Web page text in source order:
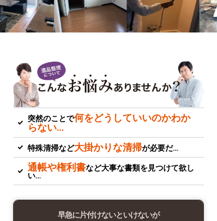
突然のことで何をどうしていいのかわか
らない…
特殊清掃など大掛かりな清掃が必要だ…
通帳や権利書など大事な書類を見つけて欲し
い…
早急に片付けないといけないが